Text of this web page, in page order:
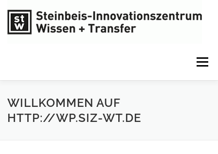
Inhalt
springen
Menü
WILLKOMMEN AUF
HTTP://WP.SIZ-WT.DE